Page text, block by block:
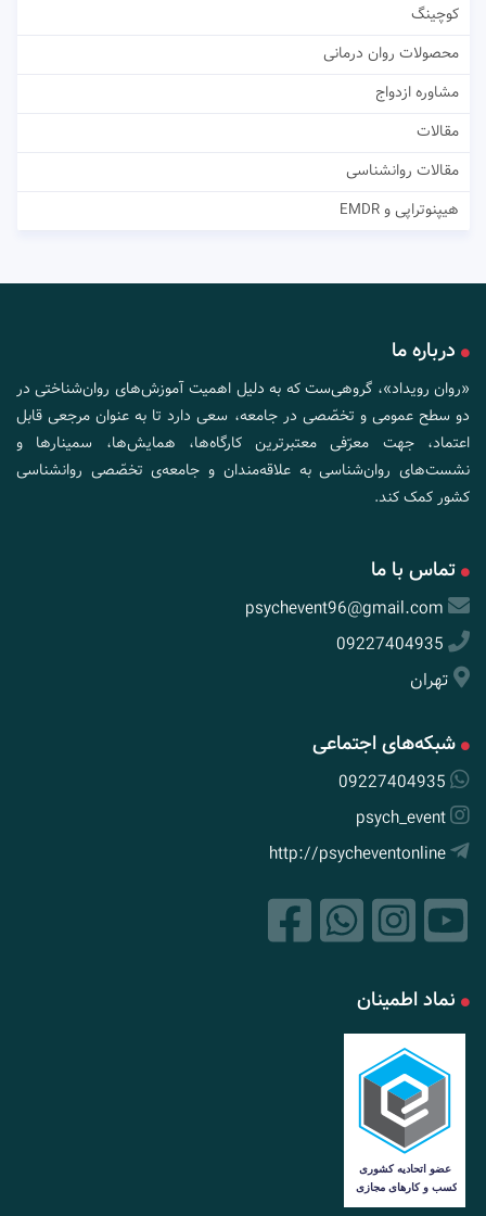
کوچینگ
محصولات روان درمانی
مشاوره ازدواج
مقالات
مقالات روانشناسی
هیپنوتراپی و EMDR
درباره ما
«روان رویداد»، گروهی‌ست که به دلیل اهمیت آموزش‌های روان‌شناختی در
دو سطح عمومی و تخصّصی در جامعه، سعی دارد تا به عنوان مرجعی قابل
اعتماد، جهت معرّفی معتبرترین کارگاه‌ها، همایش‌ها، سمینارها و
نشست‌های روان‌شناسی به علاقه‌مندان و جامعه‌ی تخصّصی روانشناسی
کشور کمک کند.
تماس با ما
psychevent96@gmail.com
09227404935
تهران
شبکه‌های اجتماعی
09227404935
psych_event
http://psycheventonline
نماد اطمینان